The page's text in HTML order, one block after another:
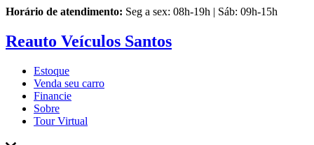
Horário de atendimento: Seg a sex: 08h-19h | Sáb: 09h-15h
Reauto Veículos Santos
Estoque
Venda seu carro
Financie
Sobre
Tour Virtual